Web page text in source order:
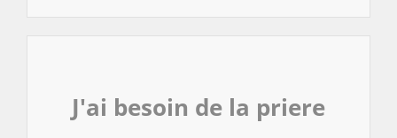
J'ai besoin de la priere